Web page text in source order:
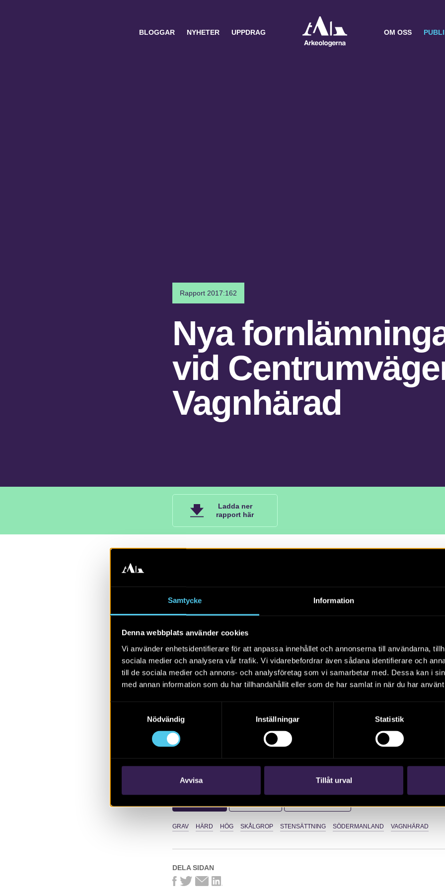
Samtycke Information
Denna webbplats använder cookies
Vi använder enhetsidentifierare för att anpassa innehållet och annonserna till användarna,
sociala medier och analysera vår trafik. Vi vidarebefordrar även sådana identifierare och
till de sociala medier och annons- och analysföretag som vi samarbetar med. Dessa kan i
med annan information som du har tillhandahållit eller som de har samlat in när du har
Nödvändig
Inställningar Statistik
Avvisa Tillåt urval
BLOGGAR NYHETER UPPDRAG OM OSS
Rapport 2017:162
Nya
vid
Vagnhärad
Ladda ner
rapport här
2017
Rapport 2017:162. Arkeologisk utredning, etapp 1 och 2. Södermanlands
Södermanland, Trosa kommun, Trosa-Vagnhärad socken,
Fagerhult 2:10
Wivianne Bondesson
Arkeologerna har genomfört en arkeologisk utredning i Vagnhärad. Vid
registrerades två nya objekt; en härd och en såglämning, och båda är
LÄS MER OM:
GRAV HÄRD HÖG SKÅLGROP STENSÄTTNING SÖDERMANLAND VAGNHÄRAD
DELA SIDAN